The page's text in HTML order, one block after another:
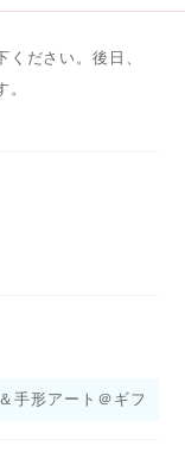
ださい。後日、